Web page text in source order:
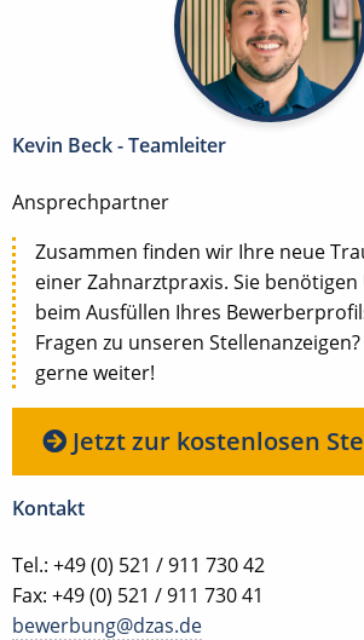
Kevin Beck - Teamleiter
Ansprechpartner
Zusammen finden wir Ihre neue
einer Zahnarztpraxis. Sie
beim Ausfüllen Ihres
Fragen zu unseren
gerne weiter!
Jetzt zur kostenlosen
Kontakt
Tel.: +49 (0) 521 / 911 730 42
Fax: +49 (0) 521 / 911 730 41
bewerbung@dzas.de